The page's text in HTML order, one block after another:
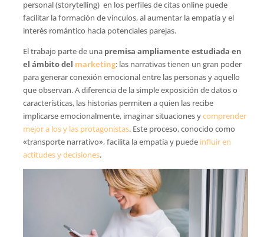
personal (storytelling) en los perfiles de citas online puede
facilitar la formación de vínculos, al aumentar la empatía y el
interés romántico hacia potenciales parejas.
El trabajo parte de una premisa ampliamente estudiada en
el ámbito del marketing: las narrativas tienen un gran poder
para generar conexión emocional entre las personas y aquello
que observan. A diferencia de la simple exposición de datos o
características, las historias permiten a quien las recibe
implicarse emocionalmente, imaginar situaciones ycomprender
mejor a los y las protagonistas. Este proceso, conocido como
«transporte narrativo», facilita la empatía y puedeinfluir en
actitudes y decisiones.